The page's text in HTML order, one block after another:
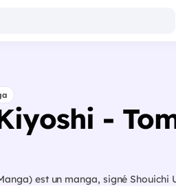
-
est un manga, signé Shouichi